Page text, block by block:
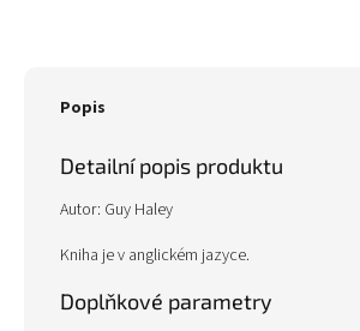
Popis
Detailní popis produktu
Autor: Guy Haley
Kniha je v anglickém jazyce.
Doplňkové parametry